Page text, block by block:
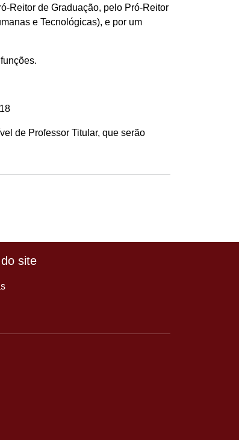
Reitor de Graduação, pelo Pró-Reitor
e Tecnológicas), e por um
de Professor Titular, que serão
site